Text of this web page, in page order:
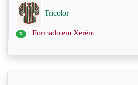
Tricolor
X - Formado em Xerém